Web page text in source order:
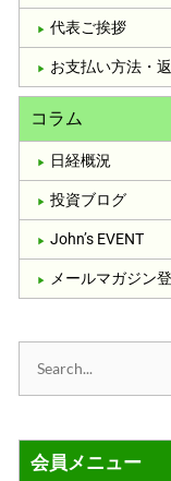
代表ご挨拶
お支払い方法・
コラム
日経概況
投資ブログ
John’s EVENT
メールマガジン
象会員メニュー